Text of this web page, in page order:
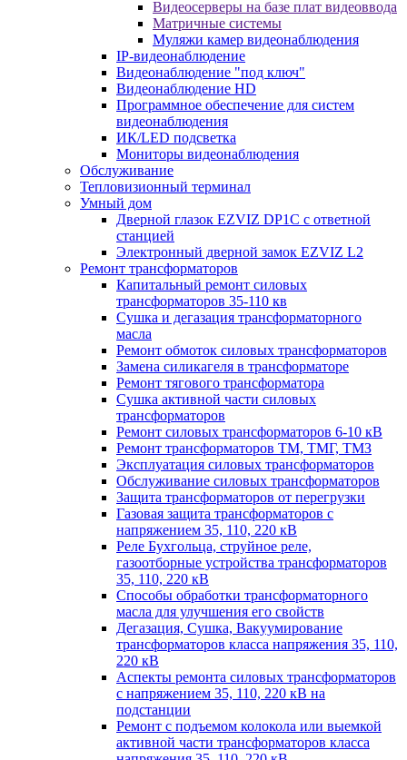
Видеосерверы на базе плат видеоввода
Матричные системы
Муляжи камер видеонаблюдения
IP-видеонаблюдение
Видеонаблюдение "под ключ"
Видеонаблюдение HD
Программное обеспечение для систем
видеонаблюдения
ИК/LED подсветка
Мониторы видеонаблюдения
Обслуживание
Тепловизионный терминал
Умный дом
Дверной глазок EZVIZ DP1C с ответной
станцией
Электронный дверной замок EZVIZ L2
Ремонт трансформаторов
Капитальный ремонт силовых
трансформаторов 35-110 кв
Сушка и дегазация трансформаторного
масла
Ремонт обмоток силовых трансформаторов
Замена силикагеля в трансформаторе
Ремонт тягового трансформатора
Сушка активной части силовых
трансформаторов
Ремонт силовых трансформаторов 6-10 кВ
Ремонт трансформаторов ТМ, ТМГ, ТМЗ
Эксплуатация силовых трансформаторов
Обслуживание силовых трансформаторов
Защита трансформаторов от перегрузки
Газовая защита трансформаторов с
напряжением 35, 110, 220 кВ
Реле Бухгольца, струйное реле,
газоотборные устройства трансформаторов
35, 110, 220 кВ
Способы обработки трансформаторного
масла для улучшения его свойств
Дегазация, Сушка, Вакуумирование
трансформаторов класса напряжения 35, 110,
220 кВ
Аспекты ремонта силовых трансформаторов
с напряжением 35, 110, 220 кВ на
подстанции
Ремонт с подъемом колокола или выемкой
активной части трансформаторов класса